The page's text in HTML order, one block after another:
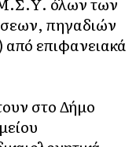
πηγαδιών
επιφανειακά
στο Δήμο